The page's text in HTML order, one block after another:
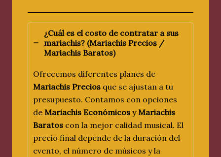
¿Cuál es el costo de contratar a sus
mariachis? (Mariachis Precios /
Mariachis Baratos)
Ofrecemos diferentes planes de
Mariachis Precios que se ajustan a tu
presupuesto. Contamos con opciones
de Mariachis Económicos yMariachis
Baratos con la mejor calidad musical. El
precio final depende de la duración del
evento, el número de músicos y la